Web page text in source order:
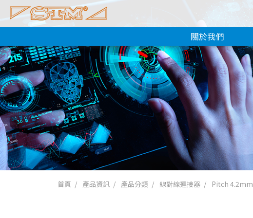
關於我們
首頁 產品資訊 產品分類 線對線連接器 Pitch 4.2mm